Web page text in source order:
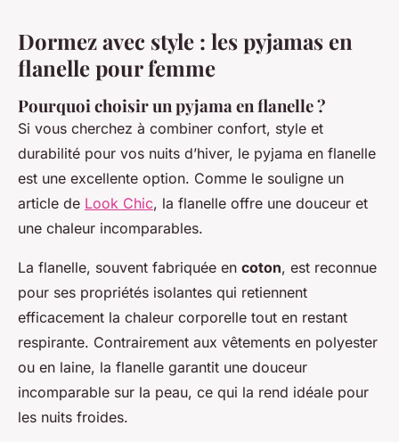
Dormez avec style : les
pyjamas en flanelle pour
femme
9 janvier 2025
Dormez avec style : les pyjamas en
flanelle pour femme
Pourquoi choisir un pyjama en flanelle ?
Si vous cherchez à combiner confort, style et
durabilité pour vos nuits d’hiver, le pyjama en flanelle
est une excellente option. Comme le souligne un
article de Look Chic, la flanelle offre une douceur et
une chaleur incomparables.
La flanelle, souvent fabriquée en coton, est reconnue
pour ses propriétés isolantes qui retiennent
efficacement la chaleur corporelle tout en restant
respirante. Contrairement aux vêtements en polyester
ou en laine, la flanelle garantit une douceur
incomparable sur la peau, ce qui la rend idéale pour
les nuits froides.